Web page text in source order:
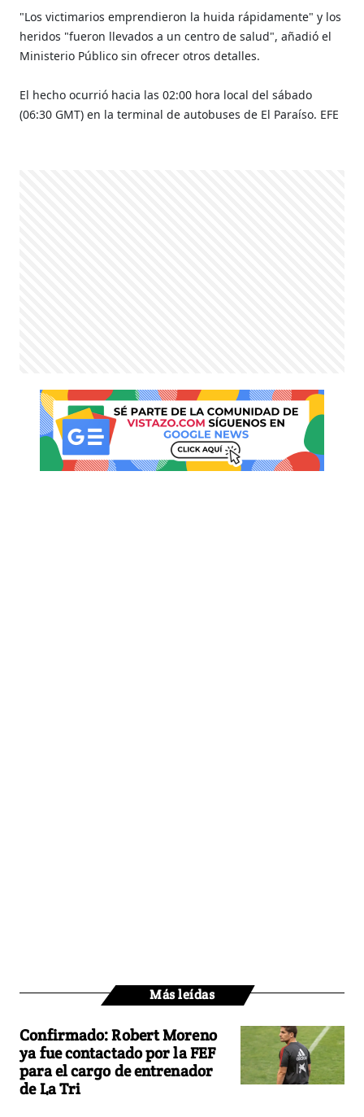
"Los victimarios emprendieron la huida rápidamente" y los
heridos "fueron llevados a un centro de salud", añadió el
Ministerio Público sin ofrecer otros detalles.
El hecho ocurrió hacia las 02:00 hora local del sábado
(06:30 GMT) en la terminal de autobuses de El Paraíso. EFE
Más leídas
Confirmado: Robert Moreno
ya fue contactado por la FEF
para el cargo de entrenador
de La Tri